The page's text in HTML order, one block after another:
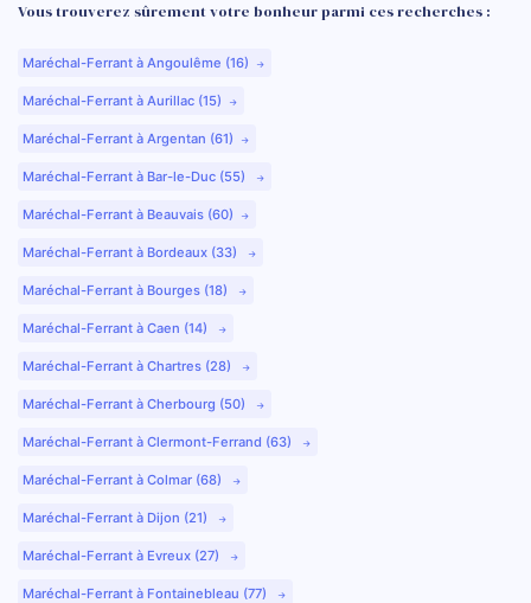
Vous trouverez sûrement votre bonheur parmi ces recherches :
Maréchal-Ferrant à Angoulême (16)
Maréchal-Ferrant à Aurillac (15)
Maréchal-Ferrant à Argentan (61)
Maréchal-Ferrant à Bar-le-Duc (55)
Maréchal-Ferrant à Beauvais (60)
Maréchal-Ferrant à Bordeaux (33)
Maréchal-Ferrant à Bourges (18)
Maréchal-Ferrant à Caen (14)
Maréchal-Ferrant à Chartres (28)
Maréchal-Ferrant à Cherbourg (50)
Maréchal-Ferrant à Clermont-Ferrand (63)
Maréchal-Ferrant à Colmar (68)
Maréchal-Ferrant à Dijon (21)
Maréchal-Ferrant à Evreux (27)
Maréchal-Ferrant à Fontainebleau (77)